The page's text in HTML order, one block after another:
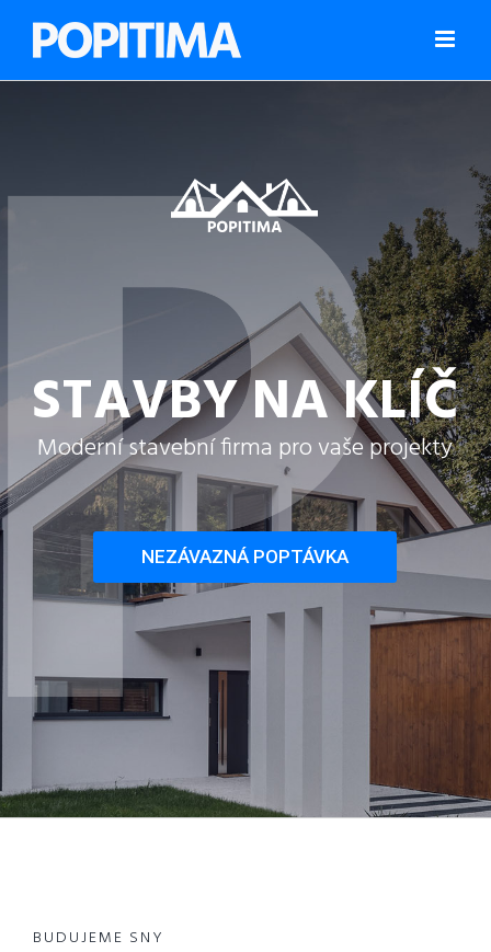
Přeskočit
obsah
STAVBY NA KLÍČ
Moderní stavební firma pro vaše projekty
NEZÁVAZNÁ POPTÁVKA
BUDUJEME SNY